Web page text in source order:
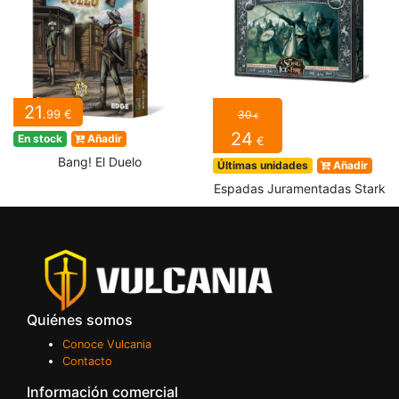
21.99 €
En stock Añadir
Bang! El Duelo
30€
24 €
Últimas unidades Añadir
Espadas Juramentadas Stark
Quiénes somos
Conoce Vulcania
Contacto
Información comercial